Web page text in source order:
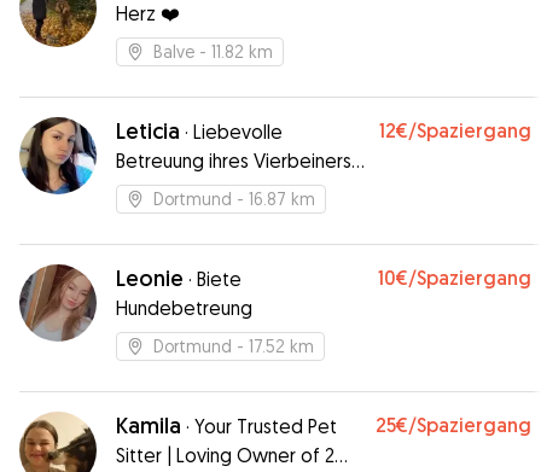
Herz ❤️
Balve - 11.82 km
Leticia · Liebevolle
Betreuung ihres Vierbeiners
🤍
12€/Spaziergang
Dortmund - 16.87 km
Leonie · Biete
Hundebetreung
10€/Spaziergang
Dortmund - 17.52 km
Kamila · Your Trusted Pet
Sitter | Loving Owner of 2
25€/Spaziergang